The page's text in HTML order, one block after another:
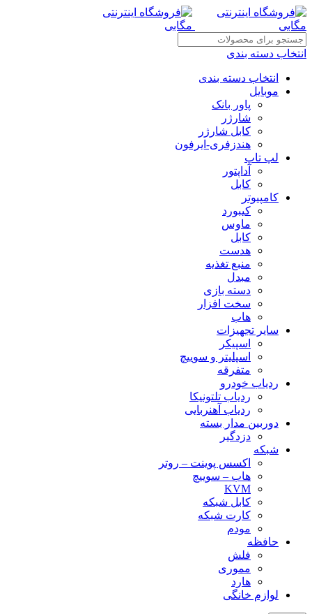
انتخاب دسته بندی
انتخاب دسته بندی
موبایل
پاور بانک
شارژر
کابل شارژر
هندزفری-ایرفون
لپ تاپ
آداپتور
کابل
کامپیوتر
کیبورد
ماوس
کابل
هدست
منبع تغذیه
مبدل
دسته بازی
سخت افزار
هاب
سایر تجهیزات
اسپیکر
اسپلیتر و سوییچ
متفرقه
ردیاب خودرو
ردیاب تلتونیکا
ردیاب آهنربایی
دوربین مدار بسته
دزدگیر
شبکه
اکسس پوینت – روتر
هاب – سوییچ
KVM
کابل شبکه
کارت شبکه
مودم
حافظه
فلش
مموری
هارد
لوازم خانگی